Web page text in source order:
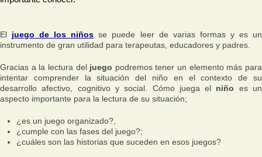
El juego de los niños se puede leer de varias formas y es un
instrumento de gran utilidad para terapeutas, educadores y padres.
Gracias a la lectura del juego podremos tener un elemento más para
intentar comprender la situación del niño en el contexto de su
desarrollo afectivo, cognitivo y social. Cómo juega el niño es un
aspecto importante para la lectura de su situación;
¿es un juego organizado?,
¿cumple con las fases del juego?;
¿cuáles son las historias que suceden en esos juegos?